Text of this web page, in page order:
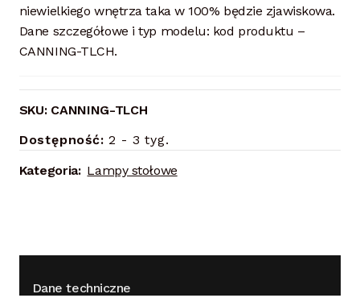
niewielkiego wnętrza taka w 100% będzie zjawiskowa.
Dane szczegółowe i typ modelu: kod produktu –
CANNING-TLCH.
SKU: CANNING-TLCH
Dostępność: 2 - 3 tyg.
Kategoria: Lampy stołowe
Dane techniczne